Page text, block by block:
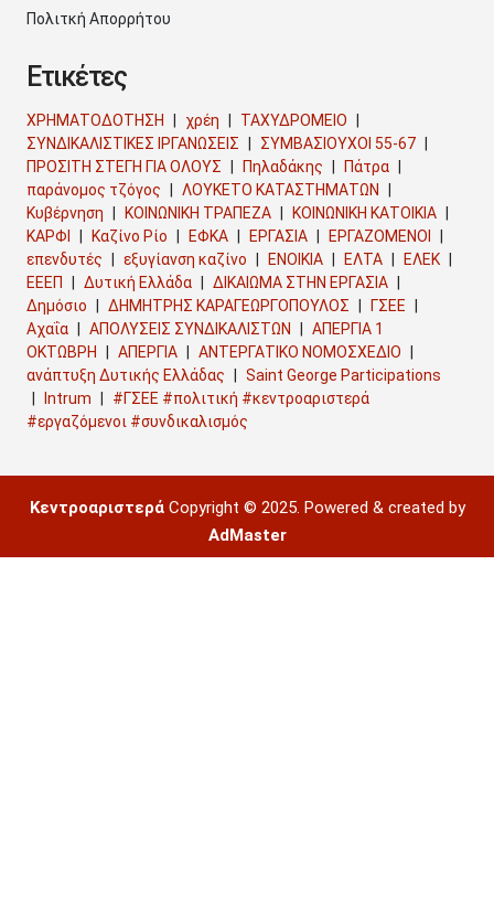
Πολιτκή Απορρήτου
Ετικέτες
ΧΡΗΜΑΤΟΔΟΤΗΣΗ χρέη
ΤΑΧΥΔΡΟΜΕΙΟ
ΣΥΝΔΙΚΑΛΙΣΤΙΚΕΣ ΙΡΓΑΝΩΣΕΙΣ
ΣΥΜΒΑΣΙΟΥΧΟΙ 55-67
ΠΡΟΣΙΤΗ ΣΤΕΓΗ ΓΙΑ ΟΛΟΥΣ
Πηλαδάκης
Πάτρα
παράνομος τζόγος
ΛΟΥΚΕΤΟ ΚΑΤΑΣΤΗΜΑΤΩΝ
Κυβέρνηση
ΚΟΙΝΩΝΙΚΗ ΤΡΑΠΕΖΑ
ΚΟΙΝΩΝΙΚΗ ΚΑΤΟΙΚΙΑ
ΚΑΡΦΙ
Καζίνο Ρίο ΕΦΚΑ ΕΡΓΑΣΙΑ
ΕΡΓΑΖΟΜΕΝΟΙ
επενδυτές
εξυγίανση καζίνο ΕΝΟΙΚΙΑ ΕΛΤΑ
ΕΛΕΚ
ΕΕΕΠ
Δυτική Ελλάδα
ΔΙΚΑΙΩΜΑ ΣΤΗΝ ΕΡΓΑΣΙΑ
Δημόσιο
ΔΗΜΗΤΡΗΣ ΚΑΡΑΓΕΩΡΓΟΠΟΥΛΟΣ
ΓΣΕΕ
Αχαΐα
ΑΠΟΛΥΣΕΙΣ ΣΥΝΔΙΚΑΛΙΣΤΩΝ
ΑΠΕΡΓΙΑ 1
ΟΚΤΩΒΡΗ
ΑΠΕΡΓΙΑ
ΑΝΤΕΡΓΑΤΙΚΟ ΝΟΜΟΣΧΕΔΙΟ
ανάπτυξη Δυτικής Ελλάδας
Saint George Participations
Intrum
#ΓΣΕΕ #πολιτική #κεντροαριστερά
#εργαζόμενοι #συνδικαλισμός
ΚεντροαριστεράCopyright © 2025. Powered & created by
AdMaster